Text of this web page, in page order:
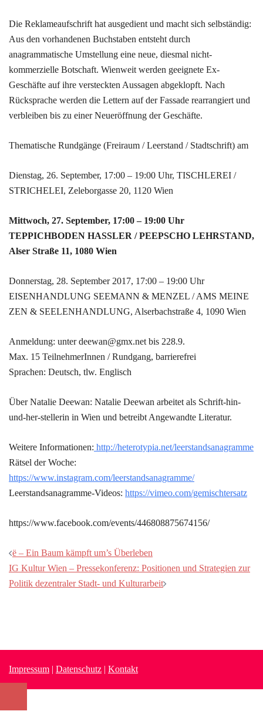
Die Reklameaufschrift hat ausgedient und macht sich selbständig:
Aus den vorhandenen Buchstaben entsteht durch
anagrammatische Umstellung eine neue, diesmal nicht-
kommerzielle Botschaft. Wienweit werden geeignete Ex-
Geschäfte auf ihre versteckten Aussagen abgeklopft. Nach
Rücksprache werden die Lettern auf der Fassade rearrangiert und
verbleiben bis zu einer Neueröffnung der Geschäfte.
Thematische Rundgänge (Freiraum / Leerstand / Stadtschrift) am
Dienstag, 26. September, 17:00 – 19:00 Uhr, TISCHLEREI /
STRICHELEI, Zeleborgasse 20, 1120 Wien
Mittwoch, 27. September, 17:00 – 19:00 Uhr
TEPPICHBODEN HASSLER / PEEPSCHO LEHRSTAND,
Alser Straße 11, 1080 Wien
Donnerstag, 28. September 2017, 17:00 – 19:00 Uhr
EISENHANDLUNG SEEMANN & MENZEL / AMS MEINE
ZEN & SEELENHANDLUNG, Alserbachstraße 4, 1090 Wien
Anmeldung: unter deewan@gmx.net bis 228.9.
Max. 15 TeilnehmerInnen / Rundgang, barrierefrei
Sprachen: Deutsch, tlw. Englisch
Über Natalie Deewan: Natalie Deewan arbeitet als Schrift-hin-
und-her-stellerin in Wien und betreibt Angewandte Literatur.
Weitere Informationen: http://heterotypia.net/leerstandsanagramme
Rätsel der Woche:
https://www.instagram.com/leerstandsanagramme/
Leerstandsanagramme-Videos: https://vimeo.com/gemischtersatz
https://www.facebook.com/events/446808875674156/
Beitragsnavigation
ë – Ein Baum kämpft um’s Überleben
IG Kultur Wien – Pressekonferenz: Positionen und Strategien zur
Politik dezentraler Stadt- und Kulturarbeit
Impressum | Datenschutz | Kontakt